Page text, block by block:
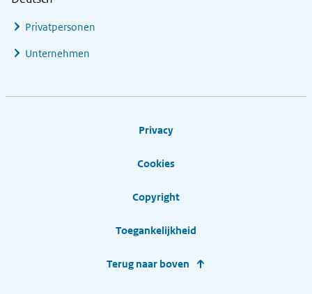
Privatpersonen
Unternehmen
Privacy
Cookies
Copyright
Toegankelijkheid
Terug naar boven